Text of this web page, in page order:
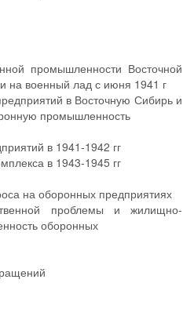
промышленности Восточной
на военный лад с июня 1941 г
в Восточную Сибирь и
промышленность
в 1941-1942 гг
в 1943-1945 гг
на оборонных предприятиях
проблемы и жилищно-
оборонных